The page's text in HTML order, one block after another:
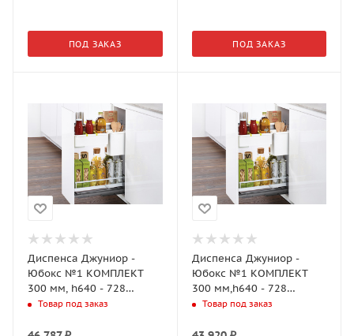
ПОД ЗАКАЗ ПОД ЗАКАЗ
Диспенса Джуниор -
Юбокс №1 КОМПЛЕКТ
300 мм, h640 - 728
мм,Арена КЛАССИК 1
(2707010005)
Товар под заказ
Диспенса Джуниор -
Юбокс №1 КОМПЛЕКТ
300 мм,h640 - 728
мм,Арена КЛАССИК 1
Товар под заказ